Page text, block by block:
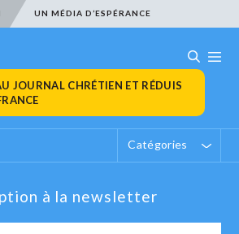
UN MÉDIA D’ESPÉRANCE
JOURNAL CHRÉTIEN ET RÉDUIS
Catégories
à la newsletter